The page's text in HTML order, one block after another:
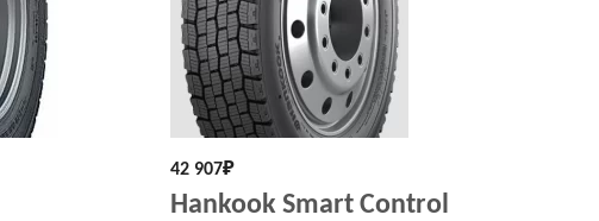
42 907₽
Hankook Smart Control